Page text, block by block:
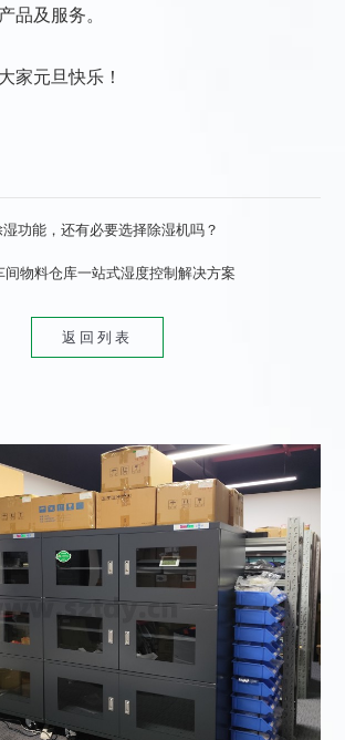
品及服务。
家元旦快乐！
功能，还有必要选择除湿机吗？
间物料仓库一站式湿度控制解决方案
返回列表